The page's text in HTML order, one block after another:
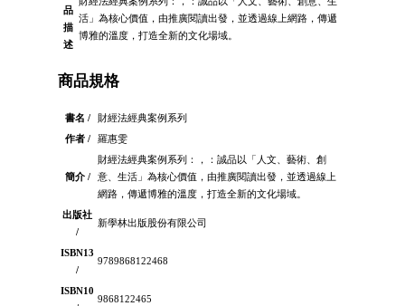
品
描
述
活」為核心價值，由推廣閱讀出發，並透過線上網路，傳遞
博雅的溫度，打造全新的文化場域。
商品規格
書名 /
財經法經典案例系列
作者 /
羅惠雯
簡介 /
財經法經典案例系列：，：誠品以「人文、藝術、創
意、生活」為核心價值，由推廣閱讀出發，並透過線上
網路，傳遞博雅的溫度，打造全新的文化場域。
出版社
/
新學林出版股份有限公司
ISBN13
/
9789868122468
ISBN10
9868122465